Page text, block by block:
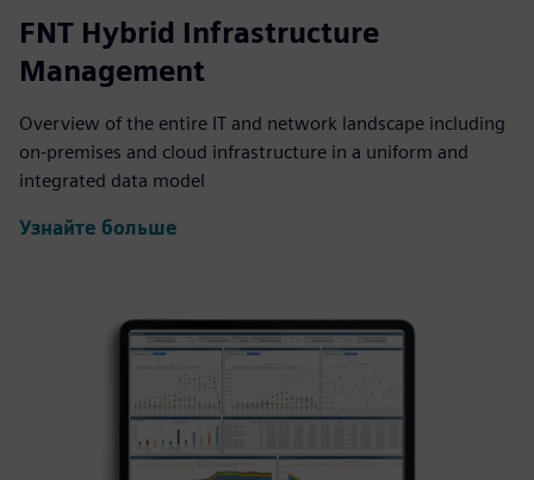
FNT Hybrid Infrastructure
Management
Overview of the entire IT and network landscape including
on-premises and cloud infrastructure in a uniform and
integrated data model
Узнайте больше